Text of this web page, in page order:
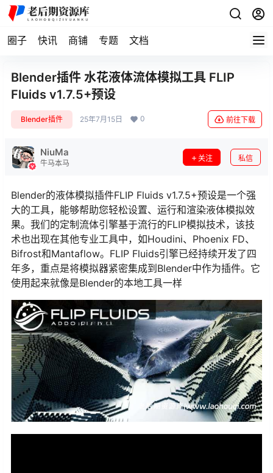
圈子 快讯 商铺 专题 文档
Blender插件 水花液体流体模拟工具 FLIP
Fluids v1.7.5+预设
Blender插件 25年7月15日 0 前往下载
NiuMa
牛马本马
关注 私信
Blender的液体模拟插件FLIP Fluids v1.7.5+预设是一个强
大的工具，能够帮助您轻松设置、运行和渲染液体模拟效
果。我们的定制流体引擎基于流行的FLIP模拟技术，该技
术也出现在其他专业工具中，如Houdini、Phoenix FD、
Bifrost和Mantaflow。FLIP Fluids引擎已经持续开发了四
年多，重点是将模拟器紧密集成到Blender中作为插件。它
使用起来就像是Blender的本地工具一样